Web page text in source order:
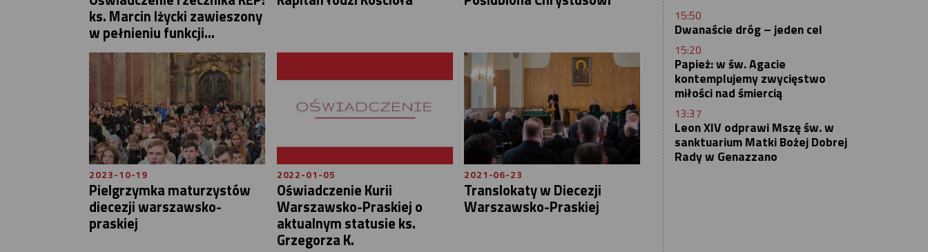
ks. Marcin Iżycki zawieszony
w pełnieniu funkcji...
2023-10-19
Pielgrzymka maturzystów
diecezji warszawsko-
praskiej
2022-01-05
Oświadczenie Kurii
Warszawsko-Praskiej o
aktualnym statusie ks.
Grzegorza K.
2021-06-23
Translokaty w Diecezji
Warszawsko-Praskiej
15:50
Dwanaście dróg – jeden cel
15:20
Papież: w św. Agacie
kontemplujemy zwycięstwo
miłości nad śmiercią
13:37
Leon XIV odprawi Mszę św. w
sanktuarium Matki Bożej Dobrej
Rady w Genazzano